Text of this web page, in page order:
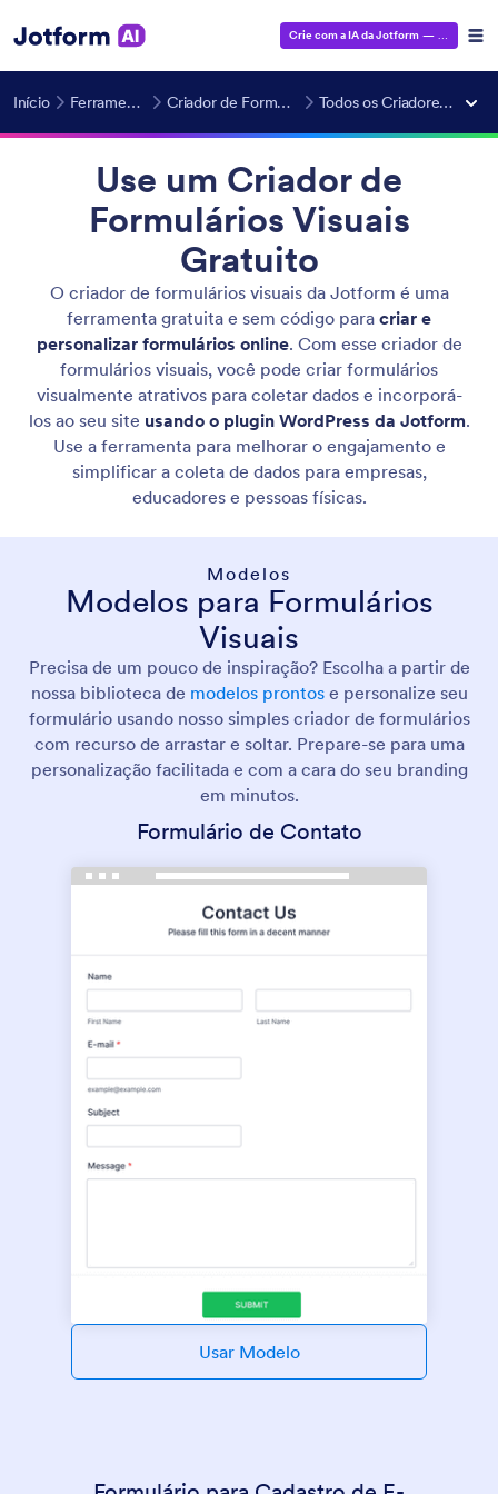
Crie com a IA da Jotform — É grátis!
Início Ferramentas de IA Criador de Formulários com IA Todos os Criadores de Formulários
Use um Criador de
Formulários Visuais
Gratuito
O criador de formulários visuais da Jotform é uma
ferramenta gratuita e sem código para criar e
personalizar formulários online. Com esse criador de
formulários visuais, você pode criar formulários
visualmente atrativos para coletar dados e incorporá-
los ao seu site usando o plugin WordPress da Jotform.
Use a ferramenta para melhorar o engajamento e
simplificar a coleta de dados para empresas,
educadores e pessoas físicas.
Modelos
Modelos para Formulários
Visuais
Precisa de um pouco de inspiração? Escolha a partir de
nossa biblioteca de modelos prontose personalize seu
formulário usando nosso simples criador de formulários
com recurso de arrastar e soltar. Prepare-se para uma
personalização facilitada e com a cara do seu branding
em minutos.
Formulário de Contato
Usar Modelo